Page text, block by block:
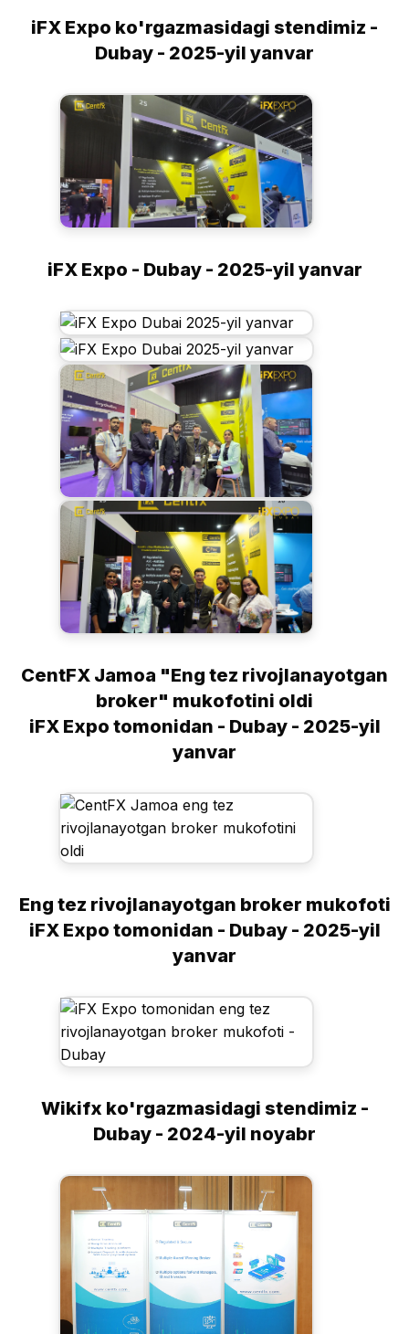
iFX Expo ko'rgazmasidagi stendimiz -
Dubay - 2025-yil yanvar
iFX Expo - Dubay - 2025-yil yanvar
CentFX Jamoa "Eng tez rivojlanayotgan
broker" mukofotini oldi
iFX Expo tomonidan - Dubay - 2025-yil
yanvar
Eng tez rivojlanayotgan broker mukofoti
iFX Expo tomonidan - Dubay - 2025-yil
yanvar
Wikifx ko'rgazmasidagi stendimiz -
Dubay - 2024-yil noyabr